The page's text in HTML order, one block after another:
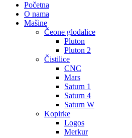
Početna
O nama
Mašine
Čeone glodalice
Pluton
Pluton 2
Čistilice
CNC
Mars
Saturn 1
Saturn 4
Saturn W
Kopirke
Logos
Merkur